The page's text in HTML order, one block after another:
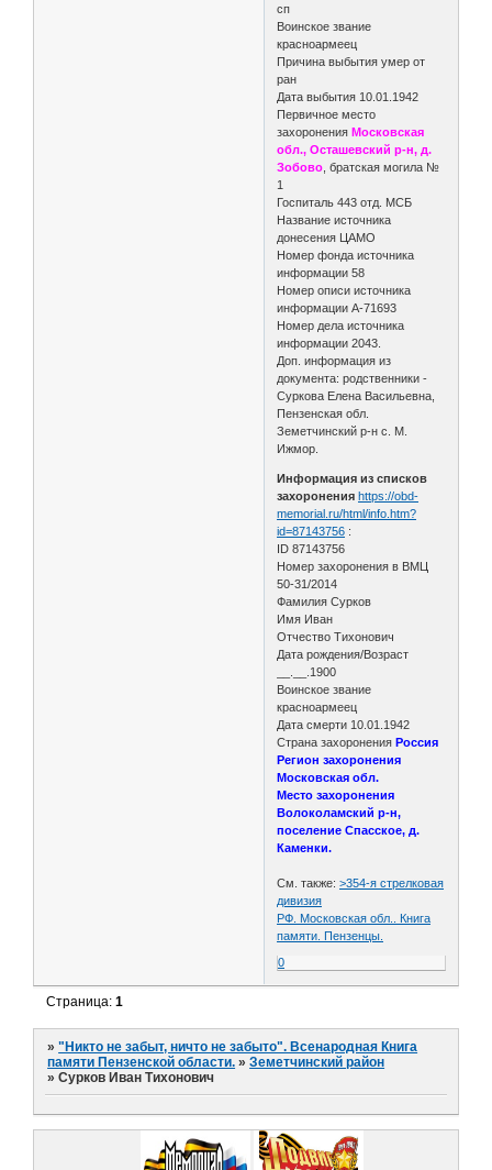
сп
Воинское звание
красноармеец
Причина выбытия умер от
ран
Дата выбытия 10.01.1942
Первичное место
захороненияМосковская
обл., Осташевский р-н, д.
Зобово , братская могила №
1
Госпиталь 443 отд. МСБ
Название источника
донесения ЦАМО
Номер фонда источника
информации 58
Номер описи источника
информации А-71693
Номер дела источника
информации 2043.
Доп. информация из
документа: родственники -
Суркова Елена Васильевна,
Пензенская обл.
Земетчинский р-н с. М.
Ижмор.
Информация из списков
захоронения https://obd-
memorial.ru/html/info.htm?
id=87143756 :
ID 87143756
Номер захоронения в ВМЦ
50-31/2014
Фамилия Сурков
Имя Иван
Отчество Тихонович
Дата рождения/Возраст
__.__.1900
Воинское звание
красноармеец
Дата смерти 10.01.1942
Страна захороненияРоссия
Регион захоронения
Московская обл.
Место захоронения
Волоколамский р-н,
поселение Спасское, д.
Каменки.
См. также:>354-я стрелковая
дивизия
РФ. Московская обл.. Книга
памяти. Пензенцы.
0
Страница:1
»"Никто не забыт, ничто не забыто". Всенародная Книга
памяти Пензенской области. »Земетчинский район
»Сурков Иван Тихонович